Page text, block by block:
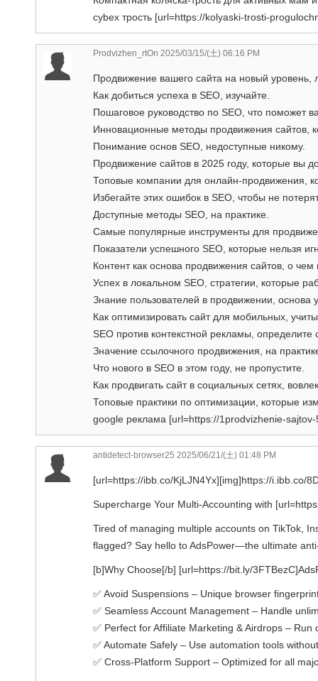
cybex трость [url=https://kolyaski-trosti-
Prodvizhen_rtOn 2025/03/15/(土) 06:16 PM
Продвижение вашего сайта на новый уровень,
Как добиться успеха в SEO, изучайте.
Пошаговое руководство по SEO, что поможет
Инновационные методы продвижения сайтов,
Понимание основ SEO, недоступные никому.
Продвижение сайтов в 2025 году, которые вы
Топовые компании для онлайн-продвижения,
Избегайте этих ошибок в SEO, чтобы не
Доступные методы SEO, на практике.
Самые популярные инструменты для
Показатели успешного SEO, которые нельзя
Контент как основа продвижения сайтов, о
Успех в локальном SEO, стратегии, которые
Знание пользователей в продвижении, основа
Как оптимизировать сайт для мобильных,
SEO против контекстной рекламы, определите
Значение ссылочного продвижения, на
Что нового в SEO в этом году, не пропустите.
Как продвигать сайт в социальных сетях,
Топовые практики по оптимизации, которые
google реклама [url=https://1prodvizhenie-
antidetect-browser25 2025/06/21/(土) 01:48 PM
[url=https://ibb.co/KjLJN4Yx][img]https://i.ibb.co/
Supercharge Your Multi-Accounting with
Tired of managing multiple accounts on TikTok,
flagged? Say hello to AdsPower—the ultimate
[b]Why Choose[/b] [url=https://bit.ly/
✅ Avoid Suspensions – Unique browser
✅ Seamless Account Management – Handle
✅ Perfect for Affiliate Marketing & Airdrops –
✅ Automate Safely – Use automation tools
✅ Cross-Platform Support – Optimized for all